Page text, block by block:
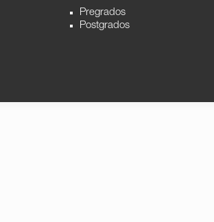
Pregrados
Postgrados